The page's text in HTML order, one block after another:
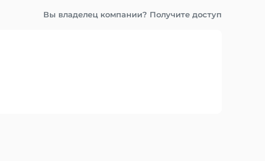
Вы владелец компании? Получите доступ